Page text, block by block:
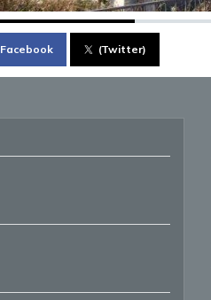
Facebook (Twitter)